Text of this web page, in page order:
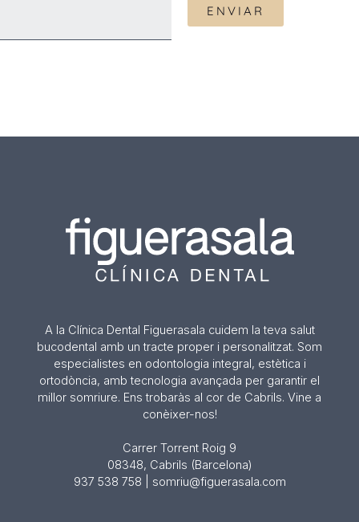
A la Clínica Dental Figuerasala cuidem la teva salut
bucodental amb un tracte proper i personalitzat. Som
especialistes en odontologia integral, estètica i
ortodòncia, amb tecnologia avançada per garantir el
millor somriure. Ens trobaràs al cor de Cabrils. Vine a
conèixer-nos!
Carrer Torrent Roig 9
08348, Cabrils (Barcelona)
937 538 758 | somriu@figuerasala.com